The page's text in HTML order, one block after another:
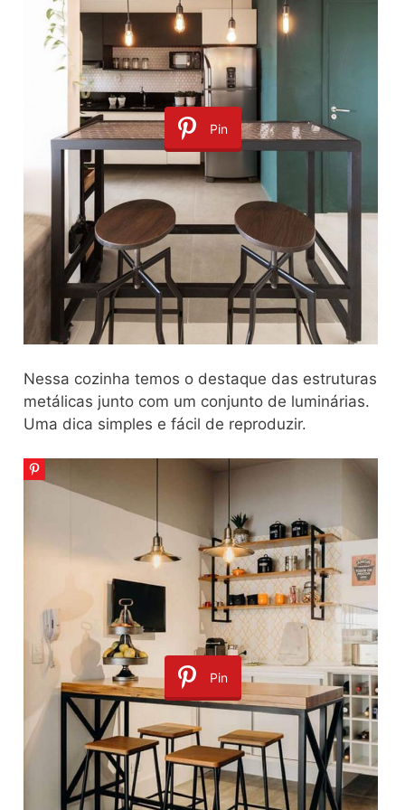
Pin
Nessa cozinha temos o destaque das estruturas
metálicas junto com um conjunto de luminárias.
Uma dica simples e fácil de reproduzir.
Pin